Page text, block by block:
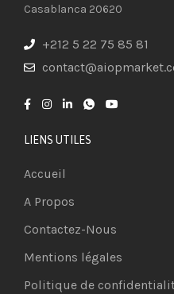
Casablanca 20620
+212 5 22 75 85 81
LIENS UTILES
Accueil
A Propos
Contactez-Nous
Mentions légales
Politique de